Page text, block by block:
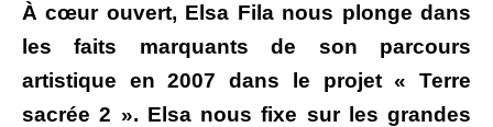
À cœur ouvert, Elsa Fila nous plonge dans
les faits marquants de son parcours
artistique en 2007 dans le projet « Terre
sacrée 2 ». Elsa nous fixe sur les grandes